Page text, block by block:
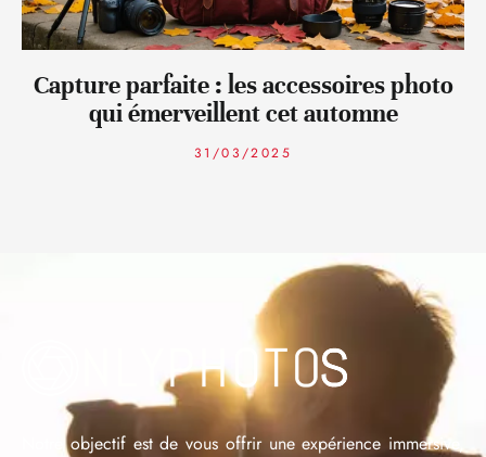
Capture parfaite : les accessoires photo
qui émerveillent cet automne
31/03/2025
Notre objectif est de vous offrir une expérience immersive,